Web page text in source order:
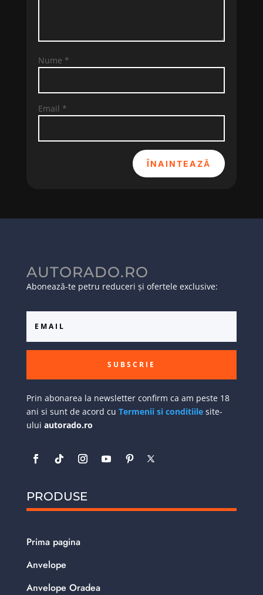
Nume *
Email *
ÎNAINTEAZĂ
AUTORADO.RO
Abonează-te petru reduceri și ofertele exclusive:
SUBSCRIE
Prin abonarea la newsletter confirm ca am peste 18
ani si sunt de acord cu Termenii si conditiilesite-
ului autorado.ro
PRODUSE
Prima pagina
Anvelope
Anvelope Oradea